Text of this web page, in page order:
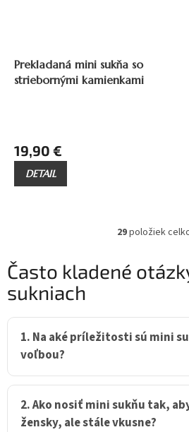
Prekladaná mini sukňa so
striebornými kamienkami
19,90 €
DETAIL
O
l
á
c
i
e
r
v
k
y
29položiek
Často kladené
sukniach
1. Na aké príležitosti sú mini
voľbou?
2. Ako nosiť mini sukňu tak,
žensky, ale stále vkusne?